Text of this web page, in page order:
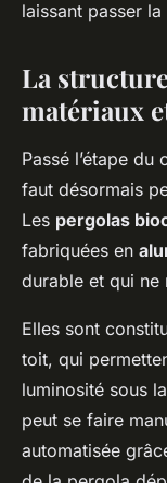
laissant passer
La
matériaux
Passé l’étape
faut désormais
Les pergolas
fabriquées en
durable et qui ne
Elles sont
toit, qui
luminosité sous
peut se faire
automatisée